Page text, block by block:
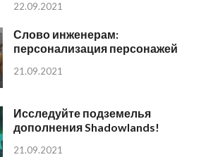
22.09.2021
Слово инженерам:
персонализация персонажей
21.09.2021
Исследуйте подземелья
дополнения Shadowlands!
21.09.2021